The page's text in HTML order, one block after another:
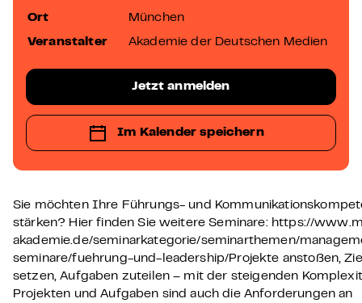
Sie möchten Ihre Führungs- und
stärken? Hier finden Sie weitere Seminare: https://
akademie.de/seminarkategorie/seminarthemen/
seminare/fuehrung-und-leadership/Projekte anstoßen,
setzen, Aufgaben zuteilen – mit der steigenden
Projekten und Aufgaben sind auch die Anforderungen an
Ort München
Veranstalter Akademie der Deutschen Medien
Jetzt anmelden
Im Kalender speichern